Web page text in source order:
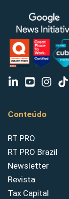
Conteúdo
RT PRO
RT PRO Brazil
Newsletter
Revista
Tax Capital